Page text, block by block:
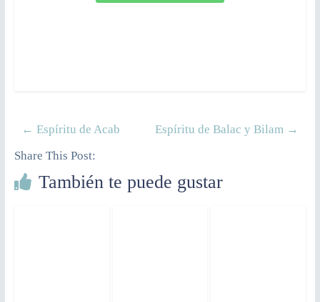
← Espíritu de Acab Espíritu de Balac y Bilam →
Share This Post:
También te puede gustar